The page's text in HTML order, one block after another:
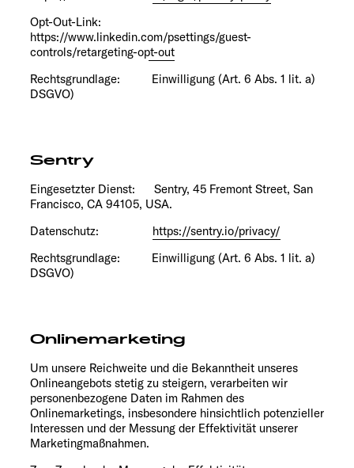
Opt-Out-Link:
https://www.linkedin.com/psettings/guest-
controls/retargeting-opt-out
Rechtsgrundlage: Einwilligung (Art. 6 Abs. 1 lit. a)
DSGVO)
Sentry
Eingesetzter Dienst: Sentry, 45 Fremont Street, San
Francisco, CA 94105, USA.
Datenschutz: https://sentry.io/privacy/
Rechtsgrundlage: Einwilligung (Art. 6 Abs. 1 lit. a)
DSGVO)
Onlinemarketing
Um unsere Reichweite und die Bekanntheit unseres
Onlineangebots stetig zu steigern, verarbeiten wir
personenbezogene Daten im Rahmen des
Onlinemarketings, insbesondere hinsichtlich potenzieller
Interessen und der Messung der Effektivität unserer
Marketingmaßnahmen.